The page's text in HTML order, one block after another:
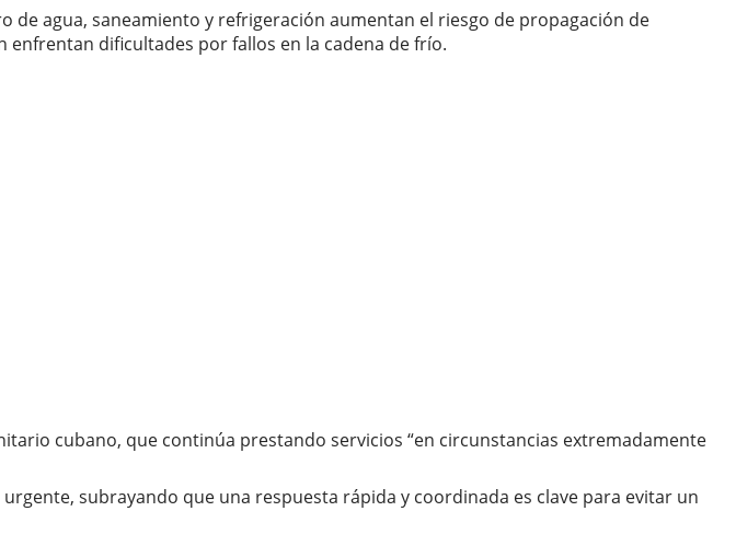
agua, saneamiento y refrigeración aumentan el riesgo de propagación de
dificultades por fallos en la cadena de frío.
cubano, que continúa prestando servicios “en circunstancias extremadamente
subrayando que una respuesta rápida y coordinada es clave para evitar un